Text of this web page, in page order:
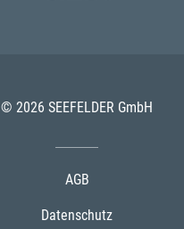
© 2026 SEEFELDER GmbH
AGB
Datenschutz